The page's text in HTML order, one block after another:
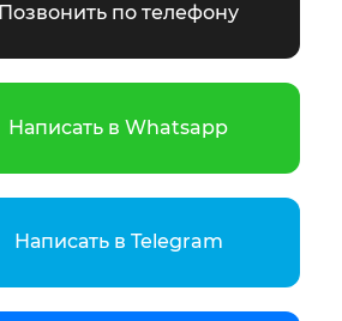
Позвонить по телефону
Написать в Whatsapp
Написать в Telegram